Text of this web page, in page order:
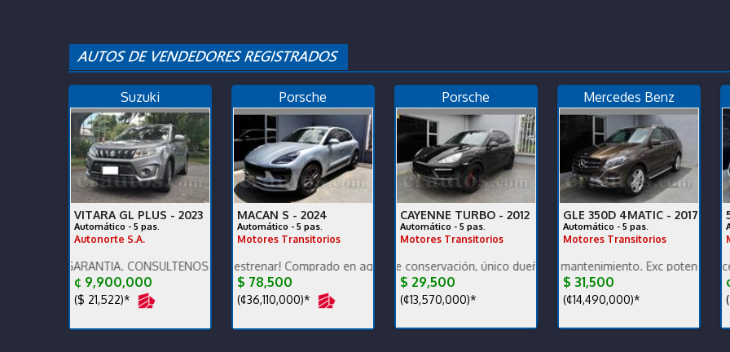
Suzuki
VITARA GL PLUS - 2023
Automático - 5 pas.
Autonorte S.A.
CONSULTENOS POR AUTOS QUE RECIBIMOS.
¢ 9,900,000
($ 21,522)*
Porsche
MACAN S - 2024
Automático - 5 pas.
Motores Transitorios
Para terminarlo de estrenar! Comprado en agencia, único dueño, garantía de fábrica, financiamiento.
$ 78,500
(¢36,110,000)*
Porsche
CAYENNE TURBO - 2012
Automático - 5 pas.
Motores Transitorios
Excelente estado de conservación, único dueño, muy bajo km, nacional. Vehículo de
$ 29,500
(¢13,570,000)*
Mercedes Benz
GLE 350D 4MATIC - 2017
Automático - 5 pas.
Motores Transitorios
Bajo km, excelente mantenimiento. Exc potencia y bajo
$ 31,500
(¢14,490,000)*
Muy bajo km, en excelentes